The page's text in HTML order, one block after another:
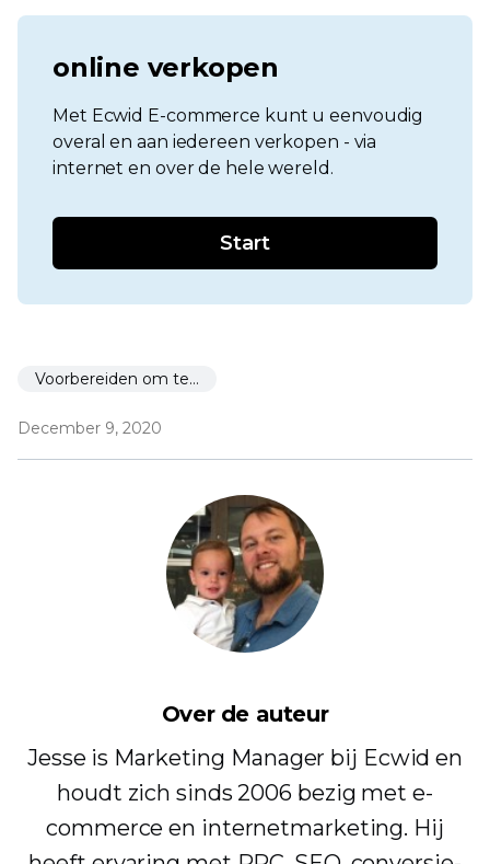
online verkopen
Met Ecwid E-commerce kunt u eenvoudig
overal en aan iedereen verkopen - via
internet en over de hele wereld.
Start
Voorbereiden om te starten
December 9, 2020
Over de auteur
Jesse is Marketing Manager bij Ecwid en
houdt zich sinds 2006 bezig met e-
commerce en internetmarketing. Hij